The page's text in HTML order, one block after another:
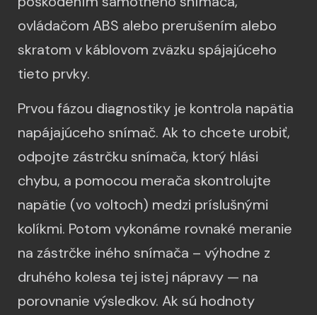
ovládačom ABS alebo prerušením alebo
skratom v káblovom zväzku spájajúceho
tieto prvky.
Prvou fázou diagnostiky je kontrola napätia
napájajúceho snímač. Ak to chcete urobiť,
odpojte zástrčku snímača, ktorý hlási
chybu, a pomocou merača skontrolujte
napätie (vo voltoch) medzi príslušnými
kolíkmi. Potom vykonáme rovnaké meranie
na zástrčke iného snímača – výhodne z
druhého kolesa tej istej nápravy — na
porovnanie výsledkov. Ak sú hodnoty